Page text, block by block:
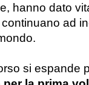
hanno dato
ad
si espande